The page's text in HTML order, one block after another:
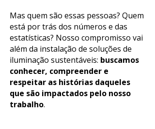
Mas quem são essas pessoas? Quem
está por trás dos números e das
estatísticas? Nosso compromisso vai
além da instalação de soluções de
iluminação sustentáveis: buscamos
conhecer, compreender e
respeitar as histórias daqueles
que são impactados pelo nosso
trabalho.